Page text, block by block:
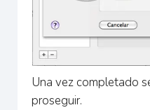
Una vez completado
proseguir.